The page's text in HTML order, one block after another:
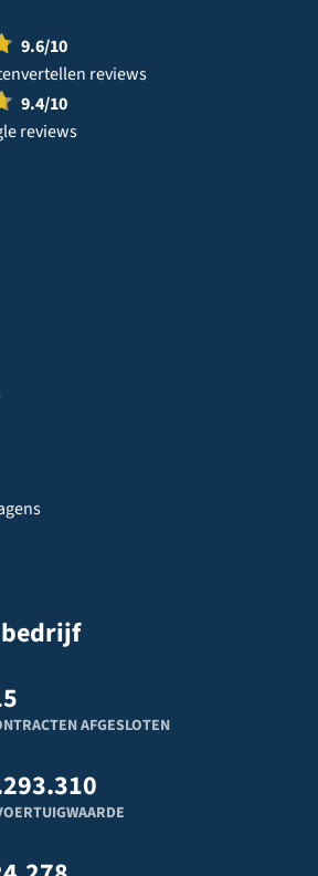
9.6/10
reviews
9.4/10
reviews
AFGESLOTEN